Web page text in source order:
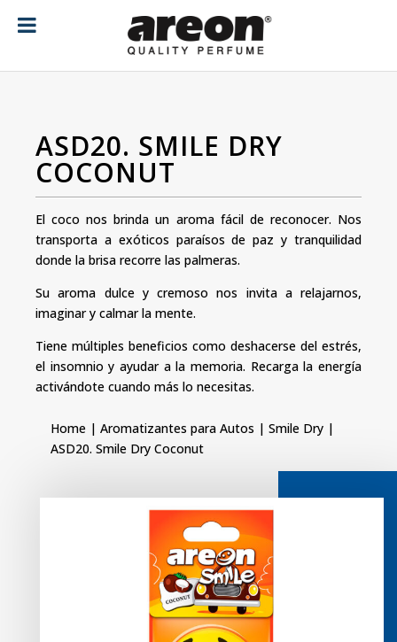
ASD20. SMILE DRY
COCONUT
El coco nos brinda un aroma fácil de reconocer. Nos
transporta a exóticos paraísos de paz y tranquilidad
donde la brisa recorre las palmeras.
Su aroma dulce y cremoso nos invita a relajarnos,
imaginar y calmar la mente.
Tiene múltiples beneficios como deshacerse del estrés,
el insomnio y ayudar a la memoria. Recarga la energía
activándote cuando más lo necesitas.
Home | Aromatizantes para Autos | Smile Dry |
ASD20. Smile Dry Coconut